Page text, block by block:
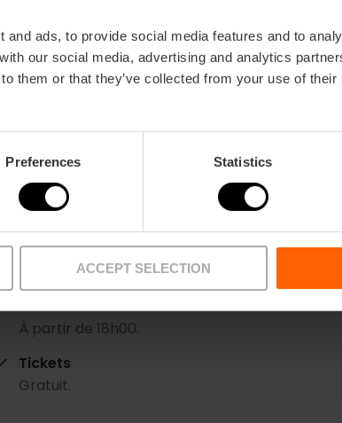
and ads, to provide social media features and to
our social media, advertising and analytics
them or that they’ve collected from your use of
Preferences Statistics
ACCEPT SELECTION
Je veux en savoir plus
Horaire
À partir de 18h00.
Tickets
Gratuit.